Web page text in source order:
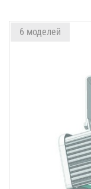
6 моделей